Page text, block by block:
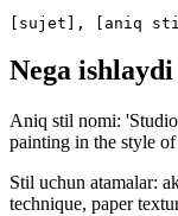
[sujet], [aniq
Nega ishlaydi
Aniq stil nomi:
painting in the style of
Stil uchun atamalar:
technique, paper